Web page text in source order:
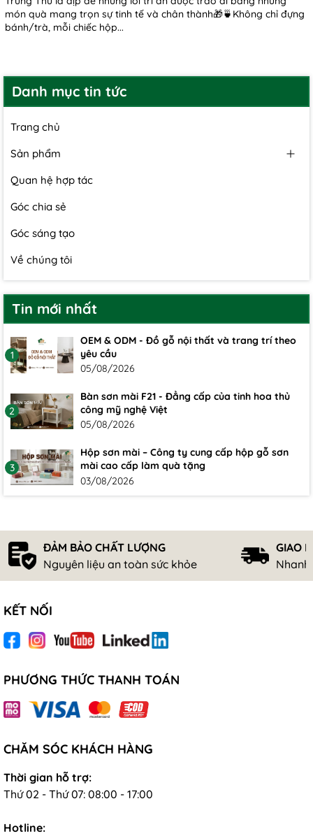
món quà mang trọn sự tinh tế và chân thành🎁🍵Không chỉ đựng
bánh/trà, mỗi chiếc hộp...
Danh mục tin tức
Trang chủ
Sản phẩm
Quan hệ hợp tác
Góc chia sẻ
Góc sáng tạo
Về chúng tôi
Tin mới nhất
1
OEM & ODM - Đồ gỗ nội thất và trang trí theo
yêu cầu
05/08/2026
2
Bàn sơn mài F21 - Đẳng cấp của tinh hoa thủ
công mỹ nghệ Việt
05/08/2026
3
Hộp sơn mài – Công ty cung cấp hộp gỗ sơn
mài cao cấp làm quà tặng
03/08/2026
ĐẢM BẢO CHẤT LƯỢNG
Nguyên liệu an toàn sức khỏe
GIAO
KẾT NỐI
PHƯƠNG THỨC THANH TOÁN
CHĂM SÓC KHÁCH HÀNG
Thời gian hỗ trợ:
Thứ 02 - Thứ 07: 08:00 - 17:00
Hotline: